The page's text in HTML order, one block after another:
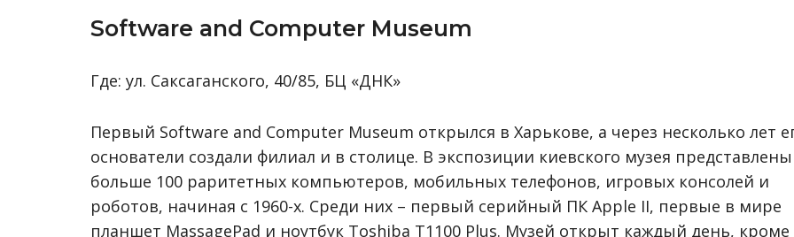
Software and Computer Museum
Где: ул. Саксаганского, 40/85, БЦ «ДНК»
Первый Software and Computer Museum открылся в Харькове, а через несколько лет
основатели создали филиал и в столице. В экспозиции киевского музея представлены
больше 100 раритетных компьютеров, мобильных телефонов, игровых консолей и
роботов, начиная с 1960-х. Среди них – первый серийный ПК Apple II, первые в мире
планшет MassagePad и ноутбук Toshiba T1100 Plus. Музей открыт каждый день, кроме